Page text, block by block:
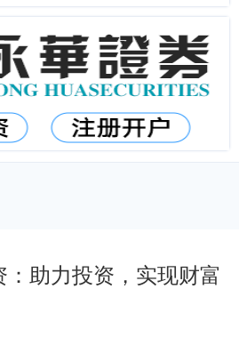
助力投资，实现财富